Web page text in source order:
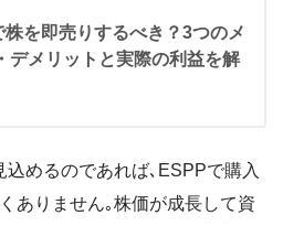
株を即売りするべき？3つのメ
デメリットと実際の利益を解
込めるのであれば､ESPPで購入
ありません｡株価が成長して資